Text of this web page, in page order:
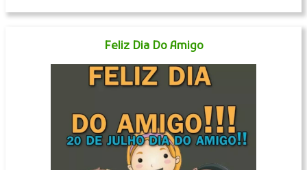
Feliz Dia Do Amigo